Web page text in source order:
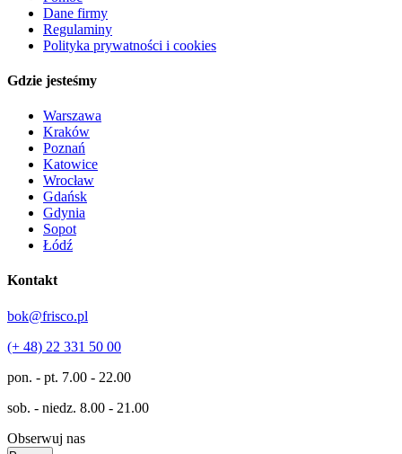
Dane firmy
Regulaminy
Polityka prywatności i cookies
Gdzie jesteśmy
Warszawa
Kraków
Poznań
Katowice
Wrocław
Gdańsk
Gdynia
Sopot
Łódź
Kontakt
bok@frisco.pl
(+ 48) 22 331 50 00
pon. - pt. 7.00 - 22.00
sob. - niedz. 8.00 - 21.00
Obserwuj nas